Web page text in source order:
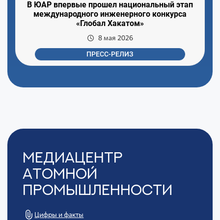
В ЮАР впервые прошел национальный этап
международного инженерного конкурса
«Глобал Хакатом»
8 мая 2026
ПРЕСС-РЕЛИЗ
Медиацентр
Атомной
Промышленности
Цифры и факты